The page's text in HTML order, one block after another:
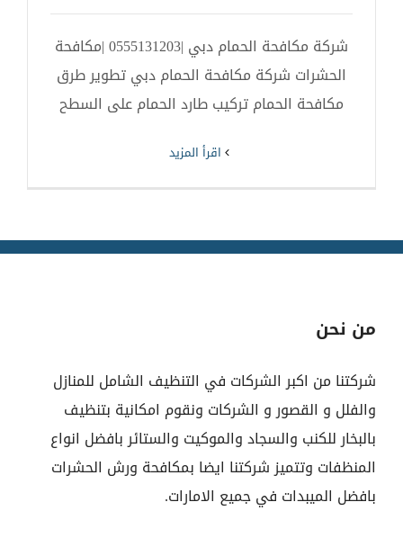
شركة مكافحة الحمام دبي |0555131203 |مكافحة
الحشرات شركة مكافحة الحمام دبي تطوير طرق
مكافحة الحمام تركيب طارد الحمام على السطح
من نحن
شركتنا من اكبر الشركات في التنظيف الشامل للمنازل
والفلل و القصور و الشركات ونقوم امكانية بتنظيف
بالبخار للكنب والسجاد والموكيت والستائر بافضل انواع
المنظفات وتتميز شركتنا ايضا بمكافحة ورش الحشرات
بافضل الميبدات في جميع الامارات.